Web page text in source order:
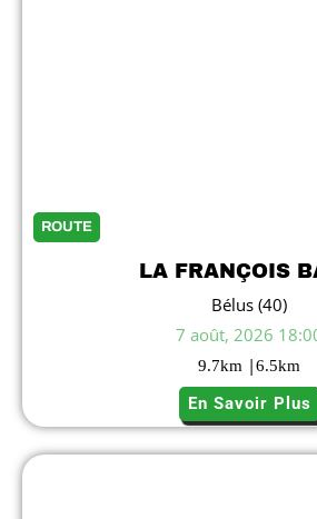
ROUTE
LA FRANÇOIS
Bélus (40)
7 août, 2026
9.7km |6.5km
En Savoir Plus